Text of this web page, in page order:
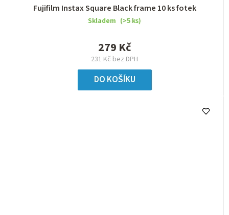
Fujifilm Instax Square Black frame 10 ks fotek
Skladem (>5 ks)
231 Kč bez DPH
279 Kč
DO KOŠÍKU